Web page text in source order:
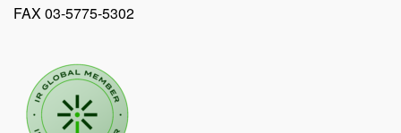
FAX 03-5775-5302